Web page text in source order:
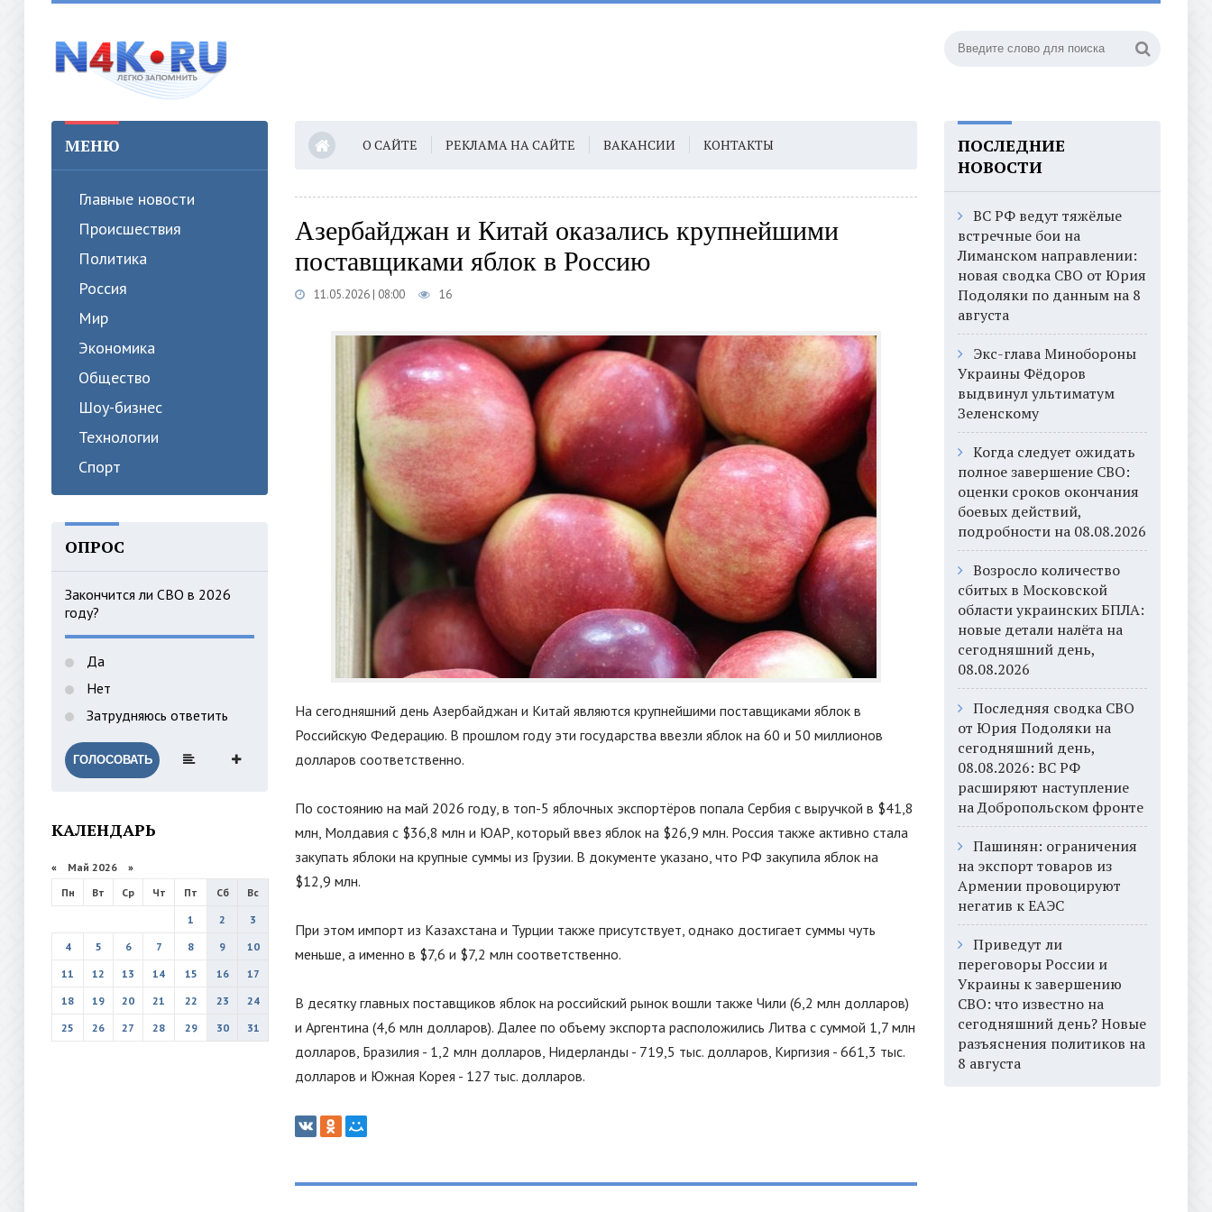
МЕНЮ
Главные новости
Происшествия
Политика
Россия
Мир
Экономика
Общество
Шоу-бизнес
Технологии
Спорт
ОПРОС
Закончится ли СВО в 2026
году?
Да
Нет
Затрудняюсь ответить
ГОЛОСОВАТЬ
КАЛЕНДАРЬ
« Май 2026 »
Пн
Вт Ср Чт Пт Сб
Вс
1
2
3
4
5 6 7 8 9
10
11
12 13 14 15 16
17
18
19 20 21 22 23
24
25
26 27 28 29 30 31
О САЙТЕ РЕКЛАМА НА САЙТЕ ВАКАНСИИ КОНТАКТЫ
Азербайджан и Китай оказались крупнейшими
поставщиками яблок в Россию
11.05.2026 | 08:00 16
На сегодняшний день Азербайджан и Китай являются крупнейшими поставщиками яблок в
Российскую Федерацию. В прошлом году эти государства ввезли яблок на 60 и 50 миллионов
долларов соответственно.
По состоянию на май 2026 году, в топ-5 яблочных экспортёров попала Сербия с выручкой в $41,8
млн, Молдавия с $36,8 млн и ЮАР, который ввез яблок на $26,9 млн. Россия также активно стала
закупать яблоки на крупные суммы из Грузии. В документе указано, что РФ закупила яблок на
$12,9 млн.
При этом импорт из Казахстана и Турции также присутствует, однако достигает суммы чуть
меньше, а именно в $7,6 и $7,2 млн соответственно.
В десятку главных поставщиков яблок на российский рынок вошли также Чили (6,2 млн долларов)
и Аргентина (4,6 млн долларов). Далее по объему экспорта расположились Литва с суммой 1,7 млн
долларов, Бразилия - 1,2 млн долларов, Нидерланды - 719,5 тыс. долларов, Киргизия - 661,3 тыс.
долларов и Южная Корея - 127 тыс. долларов.
ПОСЛЕДНИЕ
НОВОСТИ
ВС РФ ведут тяжёлые
встречные бои на
Лиманском направлении:
новая сводка СВО от Юрия
Подоляки по данным на 8
августа
Экс-глава Минобороны
Украины Фёдоров
выдвинул ультиматум
Зеленскому
Когда следует ожидать
полное завершение СВО:
оценки сроков окончания
боевых действий,
подробности на 08.08.2026
Возросло количество
сбитых в Московской
области украинских БПЛА:
новые детали налёта на
сегодняшний день,
08.08.2026
Последняя сводка СВО
от Юрия Подоляки на
сегодняшний день,
08.08.2026: ВС РФ
расширяют наступление
на Добропольском фронте
Пашинян: ограничения
на экспорт товаров из
Армении провоцируют
негатив к ЕАЭС
Приведут ли
переговоры России и
Украины к завершению
СВО: что известно на
сегодняшний день? Новые
разъяснения политиков на
8 августа